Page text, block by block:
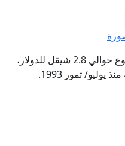
حريش
السعودية وتركيا
يحسب لترامب
تحذّر مواطنيها في
وكان الشيقل قد بلغ مطلع هذا الأسبوع حوالي 2.8 شيقل للدولار،
تموز 1993.